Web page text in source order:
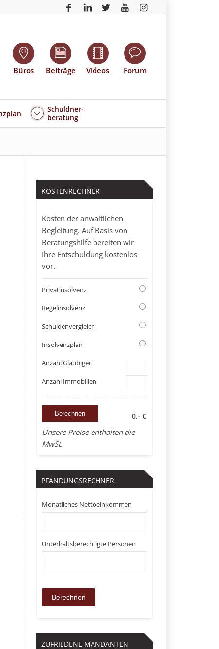
Büros Beiträge Videos Forum
Schuldner-
beratung
KOSTENRECHNER
Kosten der anwaltlichen
Begleitung. Auf Basis von
Beratungshilfe bereiten wir
Ihre Entschuldung kostenlos
vor.
Privatinsolvenz
Regelinsolvenz
Schuldenvergleich
Insolvenzplan
Anzahl Gläubiger
Anzahl Immobilien
0,- €
Unsere Preise enthalten die
MwSt.
PFÄNDUNGSRECHNER
Monatliches Nettoeinkommen
Unterhaltsberechtigte Personen
ZUFRIEDENE MANDANTEN